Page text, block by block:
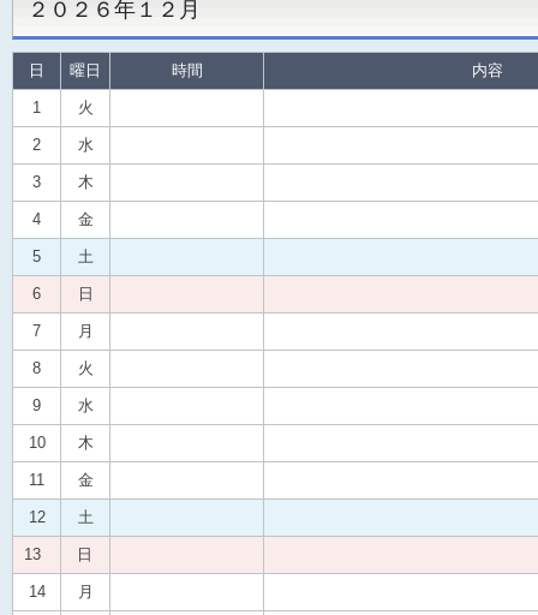
２０２６年１２月
日 曜日 時間 内容
1 火
2 水
3 木
4 金
5 土
6 日
7 月
8 火
9 水
10 木
11 金
12 土
13 日
14 月